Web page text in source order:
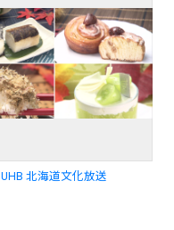
UHB 北海道文化放送